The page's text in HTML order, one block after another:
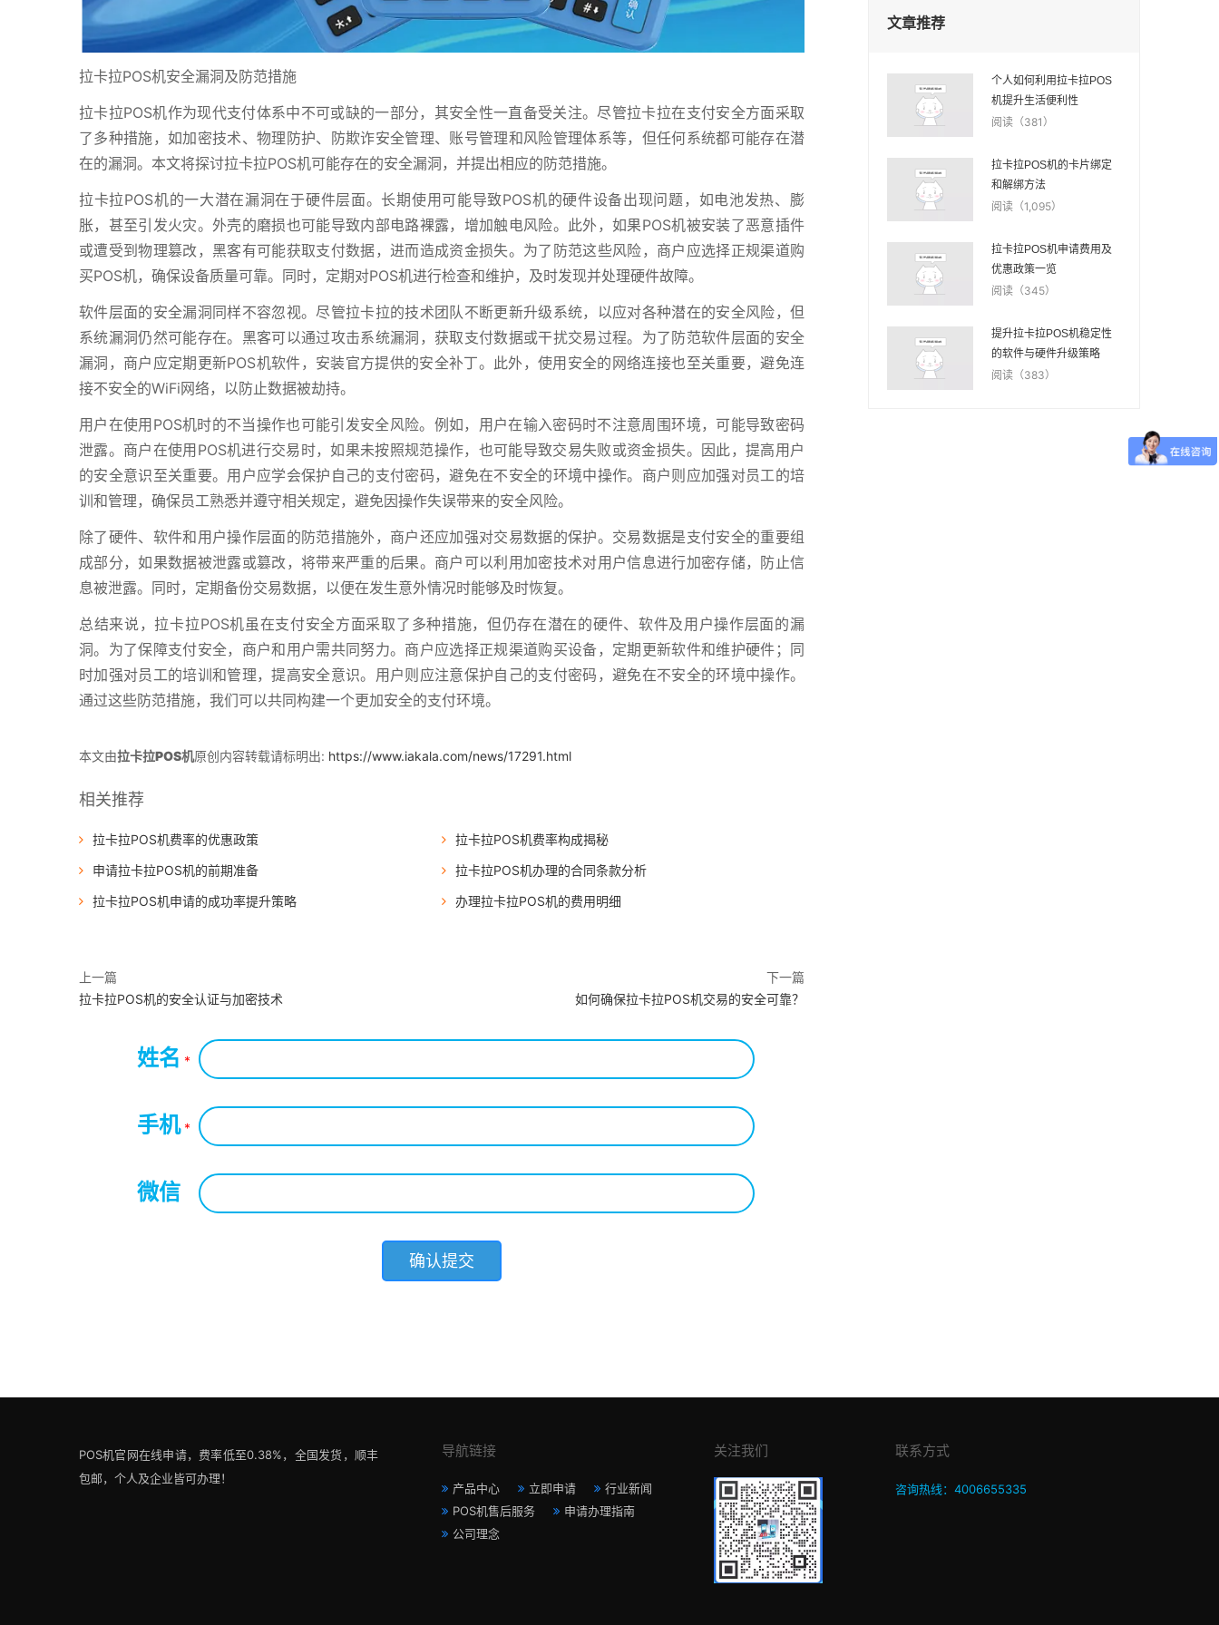
拉卡拉POS机安全漏洞及防范措施
拉卡拉POS机作为现代支付体系中不可或缺的一部分，其安全性一直备受关注。尽管拉卡拉在支付安全方面采取
了多种措施，如加密技术、物理防护、防欺诈安全管理、账号管理和风险管理体系等，但任何系统都可能存在潜
在的漏洞。本文将探讨拉卡拉POS机可能存在的安全漏洞，并提出相应的防范措施。
拉卡拉POS机的一大潜在漏洞在于硬件层面。长期使用可能导致POS机的硬件设备出现问题，如电池发热、膨
胀，甚至引发火灾。外壳的磨损也可能导致内部电路裸露，增加触电风险。此外，如果POS机被安装了恶意插件
或遭受到物理篡改，黑客有可能获取支付数据，进而造成资金损失。为了防范这些风险，商户应选择正规渠道购
买POS机，确保设备质量可靠。同时，定期对POS机进行检查和维护，及时发现并处理硬件故障。
软件层面的安全漏洞同样不容忽视。尽管拉卡拉的技术团队不断更新升级系统，以应对各种潜在的安全风险，但
系统漏洞仍然可能存在。黑客可以通过攻击系统漏洞，获取支付数据或干扰交易过程。为了防范软件层面的安全
漏洞，商户应定期更新POS机软件，安装官方提供的安全补丁。此外，使用安全的网络连接也至关重要，避免连
接不安全的WiFi网络，以防止数据被劫持。
用户在使用POS机时的不当操作也可能引发安全风险。例如，用户在输入密码时不注意周围环境，可能导致密码
泄露。商户在使用POS机进行交易时，如果未按照规范操作，也可能导致交易失败或资金损失。因此，提高用户
的安全意识至关重要。用户应学会保护自己的支付密码，避免在不安全的环境中操作。商户则应加强对员工的培
训和管理，确保员工熟悉并遵守相关规定，避免因操作失误带来的安全风险。
除了硬件、软件和用户操作层面的防范措施外，商户还应加强对交易数据的保护。交易数据是支付安全的重要组
成部分，如果数据被泄露或篡改，将带来严重的后果。商户可以利用加密技术对用户信息进行加密存储，防止信
息被泄露。同时，定期备份交易数据，以便在发生意外情况时能够及时恢复。
总结来说，拉卡拉POS机虽在支付安全方面采取了多种措施，但仍存在潜在的硬件、软件及用户操作层面的漏
洞。为了保障支付安全，商户和用户需共同努力。商户应选择正规渠道购买设备，定期更新软件和维护硬件；同
时加强对员工的培训和管理，提高安全意识。用户则应注意保护自己的支付密码，避免在不安全的环境中操作。
通过这些防范措施，我们可以共同构建一个更加安全的支付环境。
本文由拉卡拉POS机原创内容转载请标明出: https://www.iakala.com/news/17291.html
相关推荐
拉卡拉POS机费率的优惠政策
拉卡拉POS机费率构成揭秘
申请拉卡拉POS机的前期准备
拉卡拉POS机办理的合同条款分析
拉卡拉POS机申请的成功率提升策略
办理拉卡拉POS机的费用明细
上一篇
拉卡拉POS机的安全认证与加密技术
下一篇
如何确保拉卡拉POS机交易的安全可靠？
姓名 *
手机*
微信
文章推荐
个人如何利用拉卡拉POS
机提升生活便利性
阅读（381）
拉卡拉POS机的卡片绑定
和解绑方法
阅读（1,095）
拉卡拉POS机申请费用及
优惠政策一览
阅读（345）
提升拉卡拉POS机稳定性
的软件与硬件升级策略
阅读（383）
POS机官网在线申请，费率低至0.38%，全国发货，顺丰
包邮，个人及企业皆可办理！
导航链接
产品中心 立即申请
行业新闻
POS机售后服务
申请办理指南
公司理念
关注我们 联系方式
咨询热线：4006655335